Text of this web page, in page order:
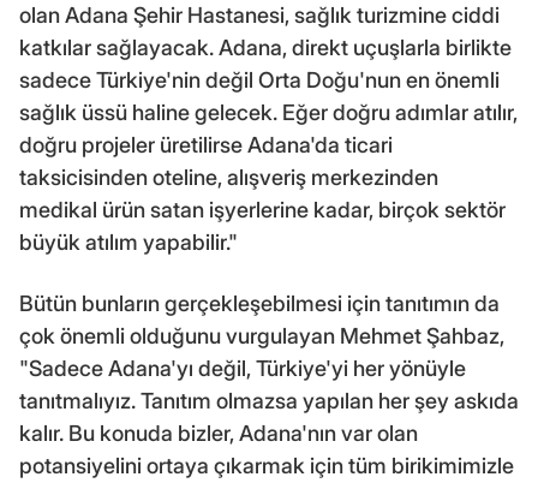
olan Adana Şehir Hastanesi, sağlık turizmine ciddi
katkılar sağlayacak. Adana, direkt uçuşlarla birlikte
sadece Türkiye'nin değil Orta Doğu'nun en önemli
sağlık üssü haline gelecek. Eğer doğru adımlar atılır,
doğru projeler üretilirse Adana'da ticari
taksicisinden oteline, alışveriş merkezinden
medikal ürün satan işyerlerine kadar, birçok sektör
büyük atılım yapabilir."
Bütün bunların gerçekleşebilmesi için tanıtımın da
çok önemli olduğunu vurgulayan Mehmet Şahbaz,
"Sadece Adana'yı değil, Türkiye'yi her yönüyle
tanıtmalıyız. Tanıtım olmazsa yapılan her şey askıda
kalır. Bu konuda bizler, Adana'nın var olan
potansiyelini ortaya çıkarmak için tüm birikimimizle